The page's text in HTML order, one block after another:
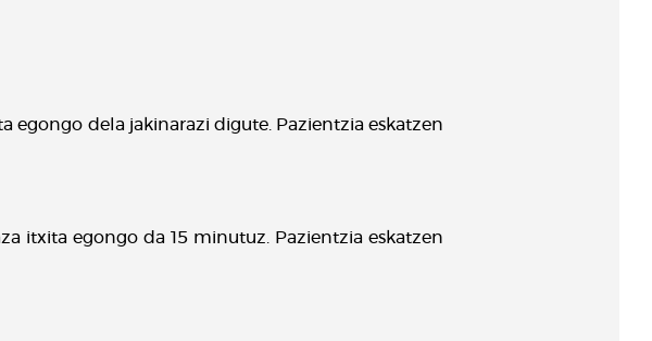
egongo dela jakinarazi digute. Pazientzia eskatzen
itxita egongo da 15 minutuz. Pazientzia eskatzen